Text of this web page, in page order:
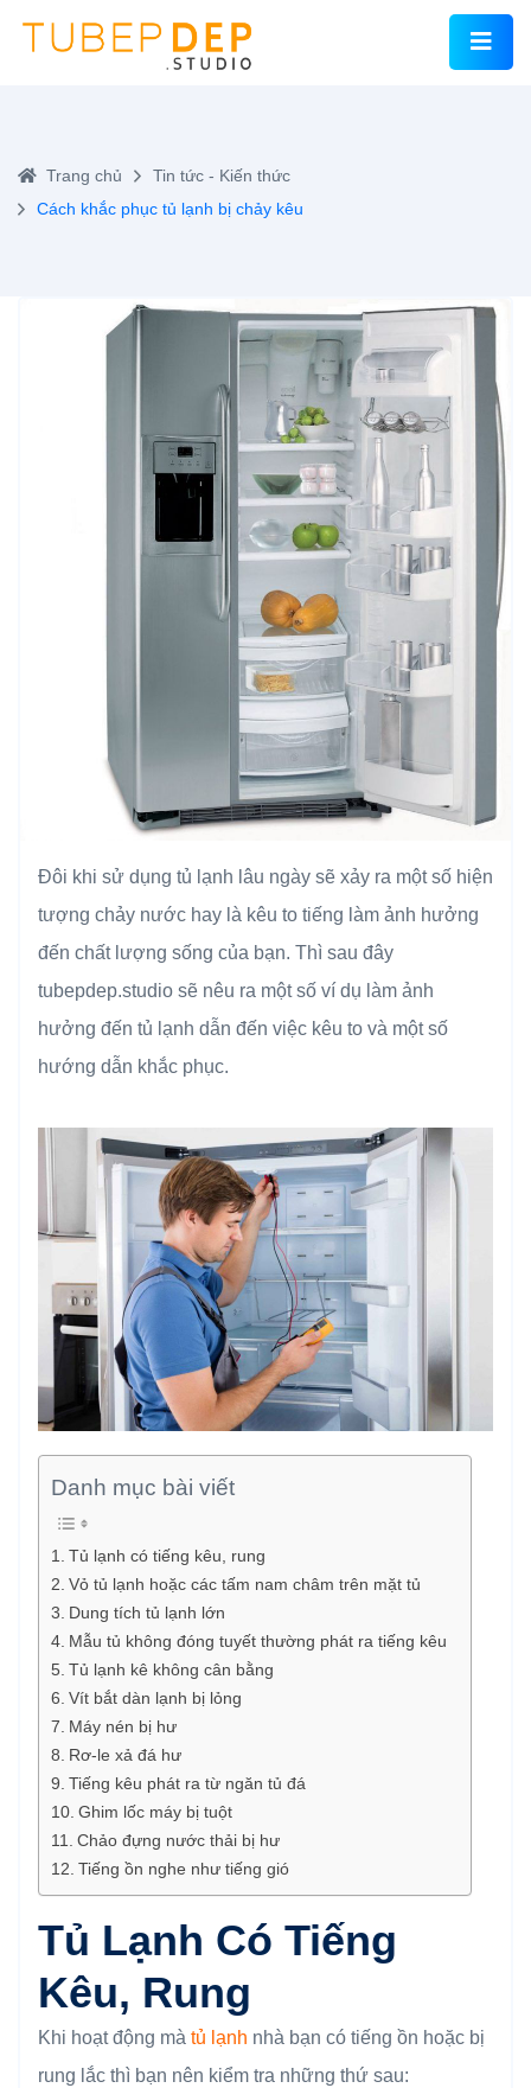
Trang chủ
Tin tức - Kiến thức
Cách khắc phục tủ lạnh bị chảy kêu
Đôi khi sử dụng tủ lạnh lâu ngày sẽ xảy ra một số hiện
tượng chảy nước hay là kêu to tiếng làm ảnh hưởng
đến chất lượng sống của bạn. Thì sau đây
tubepdep.studio sẽ nêu ra một số ví dụ làm ảnh
hưởng đến tủ lạnh dẫn đến việc kêu to và một số
hướng dẫn khắc phục.
Danh mục bài viết
Tủ lạnh có tiếng kêu, rung
Vỏ tủ lạnh hoặc các tấm nam châm trên mặt tủ
Dung tích tủ lạnh lớn
Mẫu tủ không đóng tuyết thường phát ra tiếng kêu
Tủ lạnh kê không cân bằng
Vít bắt dàn lạnh bị lỏng
Máy nén bị hư
Rơ-le xả đá hư
Tiếng kêu phát ra từ ngăn tủ đá
Ghim lốc máy bị tuột
Chảo đựng nước thải bị hư
Tiếng ồn nghe như tiếng gió
Tủ Lạnh Có Tiếng
Kêu, Rung
Khi hoạt động mà tủ lạnh nhà bạn có tiếng ồn hoặc bị
rung lắc thì bạn nên kiểm tra những thứ sau: